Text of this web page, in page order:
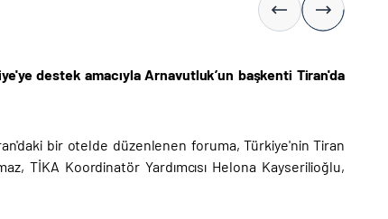
destek amacıyla Arnavutluk’un başkenti Tiran'da
bir otelde düzenlenen foruma, Türkiye'nin Tiran
TİKA Koordinatör Yardımcısı Helona Kayserilioğlu,